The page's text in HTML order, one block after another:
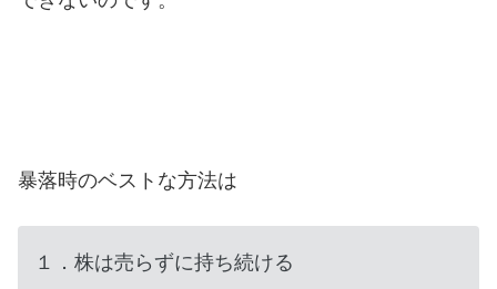
暴落時のベストな方法は
１．株は売らずに持ち続ける